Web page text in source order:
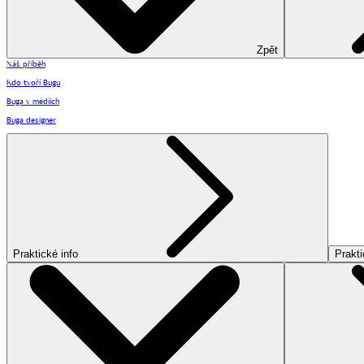
Zpět
Náš příběh
Kdo tvoří Bugu
Buga v médiích
Buga designer
Praktické info